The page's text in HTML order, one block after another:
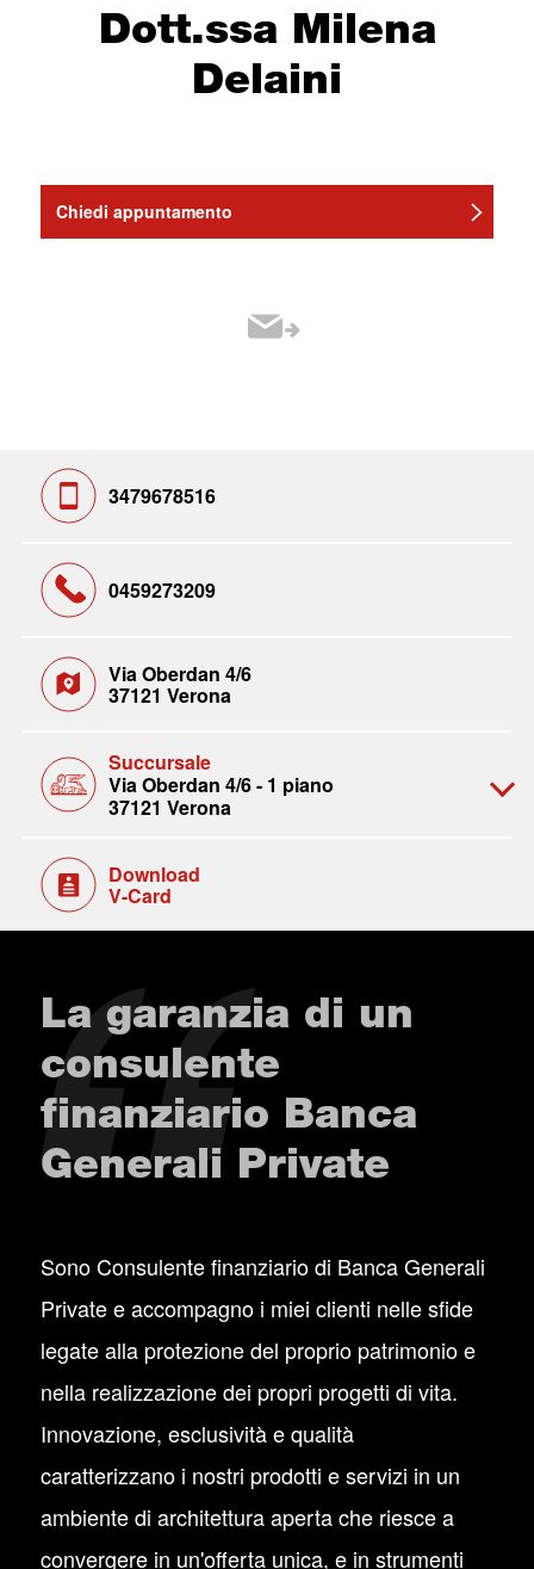
Dott.ssa Milena
Delaini
Chiedi appuntamento
3479678516
0459273209
Via Oberdan 4/6
37121 Verona
Succursale
Via Oberdan 4/6 - 1 piano
37121 Verona
Download
V-Card
La garanzia di un
consulente
finanziario Banca
Generali Private
Sono Consulente finanziario di Banca Generali
Private e accompagno i miei clienti nelle sfide
legate alla protezione del proprio patrimonio e
nella realizzazione dei propri progetti di vita.
Innovazione, esclusività e qualità
caratterizzano i nostri prodotti e servizi in un
ambiente di architettura aperta che riesce a
convergere in un'offerta unica, e in strumenti